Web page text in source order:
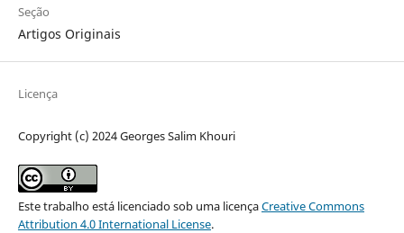
Seção
Artigos Originais
Licença
Copyright (c) 2024 Georges Salim Khouri
Este trabalho está licenciado sob uma licençaCreative Commons
Attribution 4.0 International License.